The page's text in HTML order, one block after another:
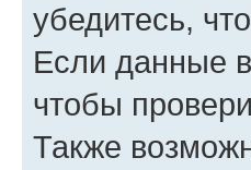
убедитесь,
Если данные
чтобы
Также